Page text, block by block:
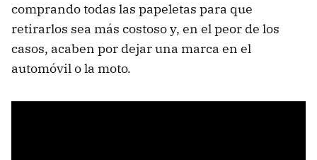
comprando todas las papeletas para que
retirarlos sea más costoso y, en el peor de los
casos, acaben por dejar una marca en el
automóvil o la moto.